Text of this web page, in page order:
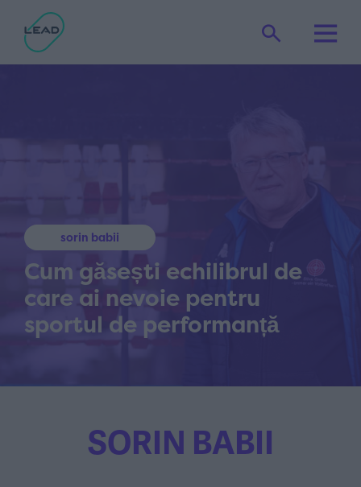
SORIN BABII
sorin babii
Cum găsești echilibrul de
care ai nevoie pentru
sportul de performanță